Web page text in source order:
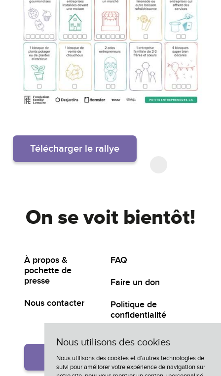
Nous utilisons des cookies
Nous utilisons des cookies et d'autres technologies de
suivi pour améliorer votre expérience de navigation sur
Télécharger le rallye
On se voit bientôt!
À propos &
pochette de
presse
Nous contacter
FAQ
Faire un don
Politique de
confidentialité
Participer